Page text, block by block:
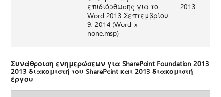
επιδιόρθωσης για το
Word 2013 Σεπτεμβρίου
9, 2014 (Word-x-
none.msp)
2013
Συνάθροιση ενημερώσεων για SharePoint Foundation 2013
2013 διακομιστή του SharePoint και 2013 διακομιστή
έργου